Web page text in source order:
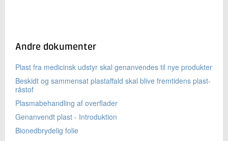
Andre dokumenter
Plast fra medicinsk udstyr skal genanvendes til nye produkter
Beskidt og sammensat plastaffald skal blive fremtidens plast-
råstof
Plasmabehandling af overflader
Genanvendt plast - Introduktion
Bionedbrydelig folie